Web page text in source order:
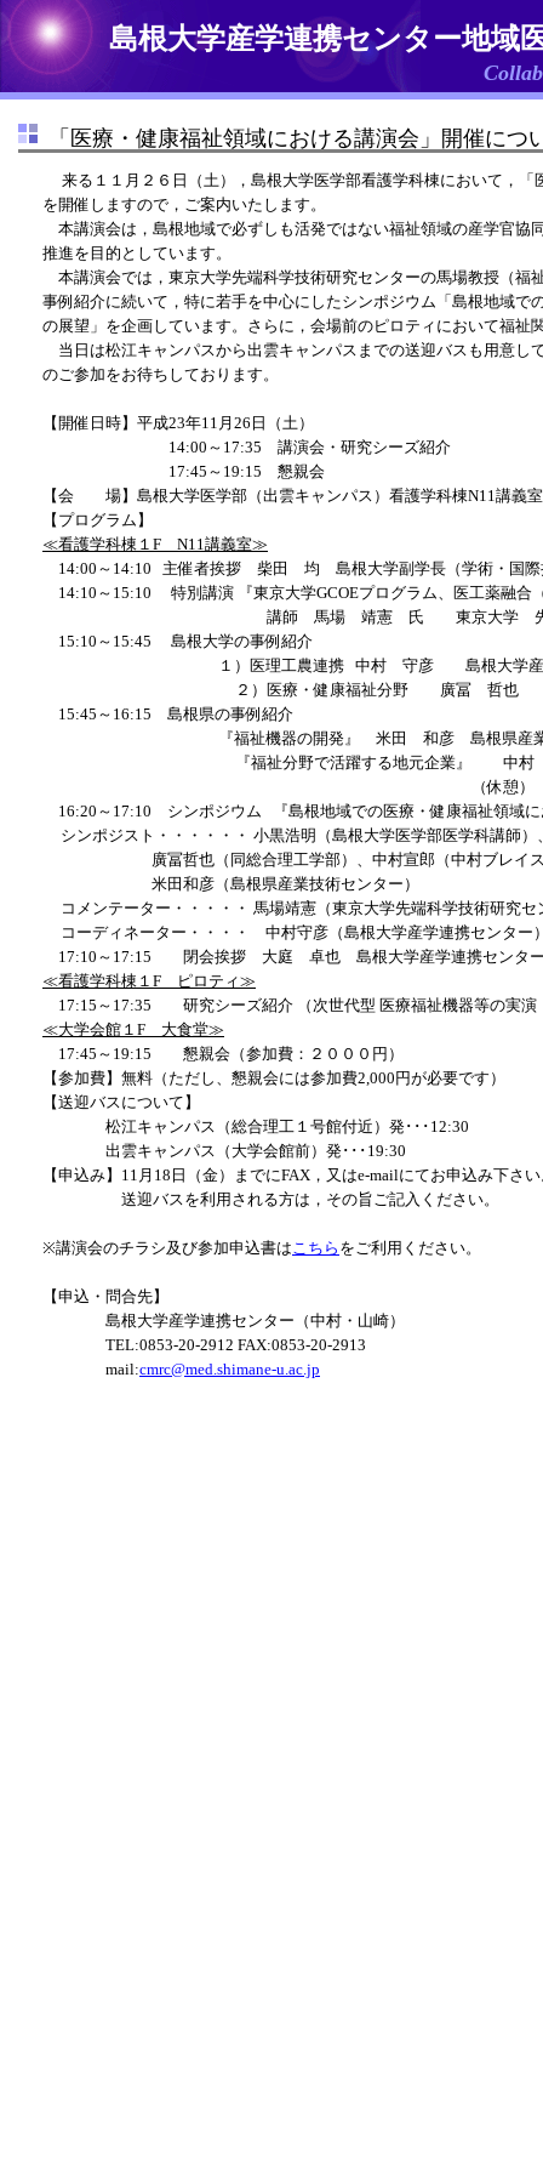
来る１１月２６日（土），島根大学医学部看護学科棟において，
を開催しますので，ご案内いたします。
本講演会は，島根地域で必ずしも活発ではない福祉領域の産学官協
推進を目的としています。
本講演会では，東京大学先端科学技術研究センターの馬場教授（福
事例紹介に続いて，特に若手を中心にしたシンポジウム「島根地域で
の展望」を企画しています。さらに，会場前のピロティにおいて福祉
当日は松江キャンパスから出雲キャンパスまでの送迎バスも用意し
のご参加をお待ちしております。
【開催日時】平成23年11月26日（土）
14:00～17:35 講演会・研究シーズ紹介
17:45～19:15 懇親会
【会 場】島根大学医学部（出雲キャンパス）看護学科棟N11講義室
【プログラム】
≪看護学科棟１F N11講義室≫
14:00～14:10 主催者挨拶 柴田 均 島根大学副学長（学術・
14:10～15:10 特別講演 『東京大学GCOEプログラム、医工薬融合
講師 馬場 靖憲 氏 東京大学 先端科学技
15:10～15:45 島根大学の事例紹介
１）医理工農連携 中村 守彦 島根大学産学連
２）医療・健康福祉分野 廣冨 哲也
15:45～16:15 島根県の事例紹介
『福祉機器の開発』 米田 和彦 島
『福祉分野で活躍する地元企業』 中村 宣郎
（休憩）
16:20～17:10 シンポジウム 『島根地域での医療・健康福祉領域に
シンポジスト・・・・・・ 小黒浩明（島根大学医学部医学科講師
廣冨哲也（同総合理工学部）、中村宣郎（中村ブレイス
米田和彦（島根県産業技術センター）
コメンテーター・・・・・ 馬場靖憲（東京大学先端科学技術研究セ
コーディネーター・・・・ 中村守彦（島根大学産学連携センター
17:10～17:15 閉会挨拶 大庭 卓也 島根大学産学連携センタ
≪看護学科棟１F ピロティ≫
17:15～17:35 研究シーズ紹介 （次世代型 医療福祉機器等の実
≪大学会館１F 大食堂≫
17:45～19:15 懇親会（参加費：２０００円）
【参加費】無料（ただし、懇親会には参加費2,000円が必要です）
【送迎バスについて】
松江キャンパス（総合理工１号館付近）発･･･12:30
出雲キャンパス（大学会館前）発･･･19:30
【申込み】11月18日（金）までにFAX，又はe-mailにてお申込み下さ
送迎バスを利用される方は，その旨ご記入ください。
※講演会のチラシ及び参加申込書はこちら をご利用ください。
【申込・問合先】
島根大学産学連携センター（中村・山崎）
TEL:0853-20-2912 FAX:0853-20-2913
mail:cmrc@med.shimane-u.ac.jp
島根大学産学連携センター地域
「医療・健康福祉領域における講演会」開催につ